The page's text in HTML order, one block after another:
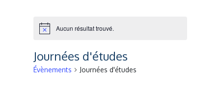
Notice Aucun résultat trouvé.
Journées d'études
Évènements Journées d'études